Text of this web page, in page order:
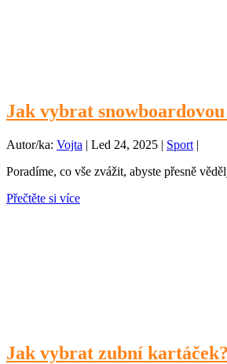
Jak vybrat
Autor/ka: Vojta | Led 24, 2025 | Sport |
Poradíme, co vše zvážit, abyste přesně
Přečtěte si více
Jak vybrat zubní